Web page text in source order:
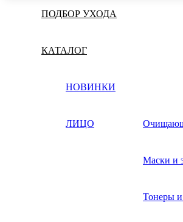
ПОДБОР УХОДА
КАТАЛОГ
НОВИНКИ
ЛИЦО
Маски и
Тонеры и